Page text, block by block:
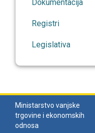
Dokumentacija
Registri
Legislativa
Ministarstvo vanjske
trgovine i ekonomskih
odnosa